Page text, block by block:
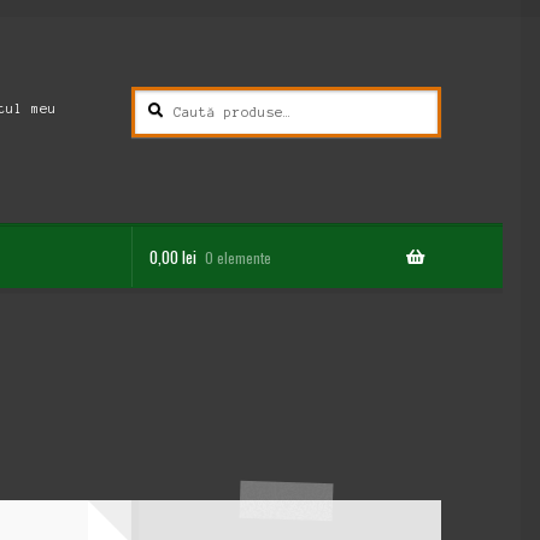
meu
Caută
după:
Caută
0,00lei 0 elemente